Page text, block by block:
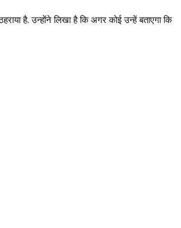
है. उन्होंने लिखा है कि अगर कोई उन्हें बताएगा कि